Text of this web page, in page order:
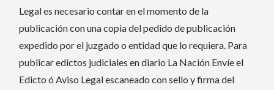
Legal es necesario contar en el momento de la
publicación con una copia del pedido de publicación
expedido por el juzgado o entidad que lo requiera. Para
publicar edictos judiciales en diario La Nación Envíe el
Edicto ó Aviso Legal escaneado con sello y firma del